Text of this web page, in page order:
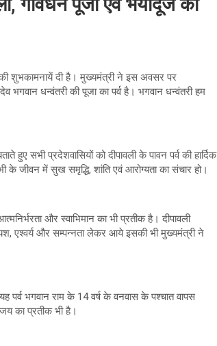
की शुभकामनायें दी है। मुख्यमंत्री ने इस अवसर पर
धन्वंतरी की पूजा का पर्व है। भगवान धन्वंतरी हम
हुए सभी प्रदेशवासियों को दीपावली के पावन पर्व की हार्दिक
जीवन में सुख समृद्धि, शांति एवं आरोग्यता का संचार हो।
और स्वाभिमान का भी प्रतीक है। दीपावली
एश्वर्य और सम्पन्नता लेकर आये इसकी भी मुख्यमंत्री ने
पर्व भगवान राम के 14 वर्ष के वनवास के पश्चात वापस
का प्रतीक भी है।